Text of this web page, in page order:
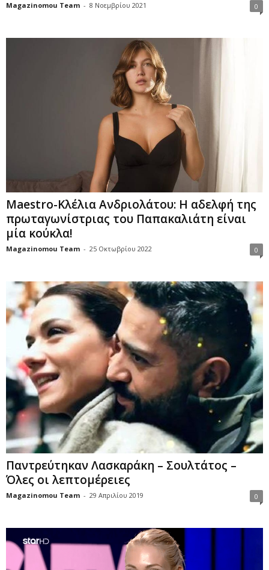
Magazinomou Team - 8 Νοεμβρίου 2021 0
Maestro-Κλέλια Ανδριολάτου: Η αδελφή της
πρωταγωνίστριας του Παπακαλιάτη είναι
μία κούκλα!
Magazinomou Team - 25 Οκτωβρίου 2022 0
Παντρεύτηκαν Λασκαράκη – Σουλτάτος –
Όλες οι λεπτομέρειες
Magazinomou Team - 29 Απριλίου 2019 0